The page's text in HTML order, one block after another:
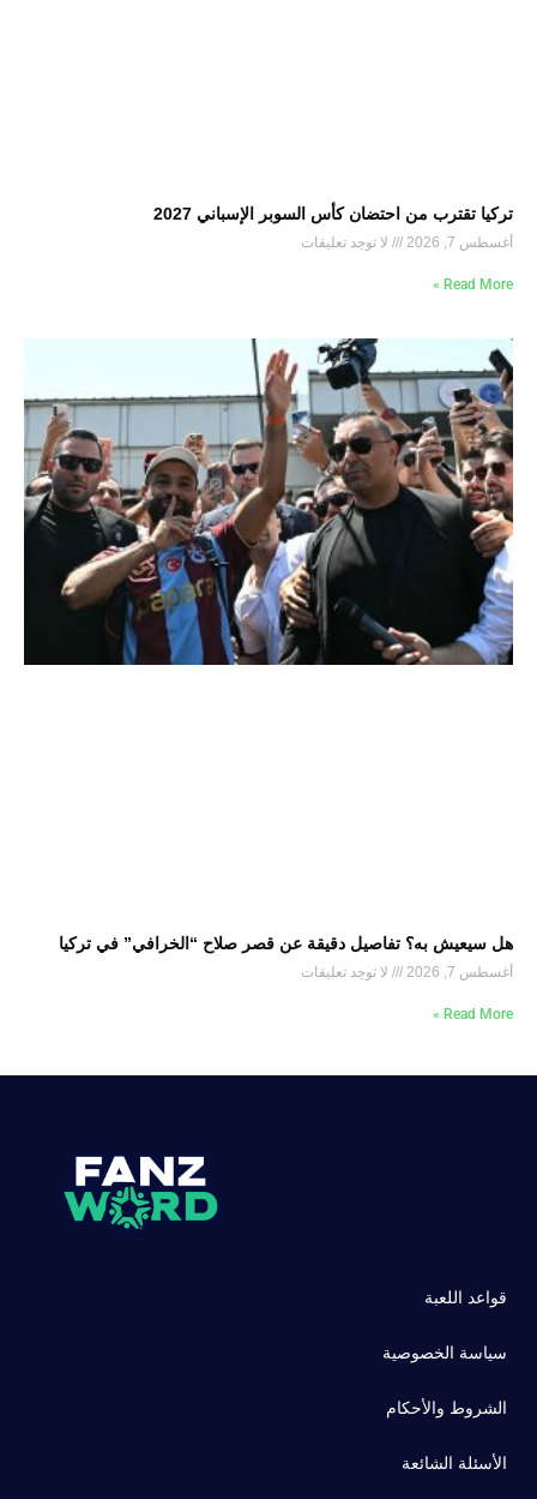
تركيا تقترب من احتضان كأس السوبر الإسباني 2027
أغسطس 7, 2026 لا توجد تعليقات
Read More »
هل سيعيش به؟ تفاصيل دقيقة عن قصر صلاح “الخرافي” في تركيا
أغسطس 7, 2026 لا توجد تعليقات
Read More »
قواعد اللعبة
سياسة الخصوصية
الشروط والأحكام
الأسئلة الشائعة